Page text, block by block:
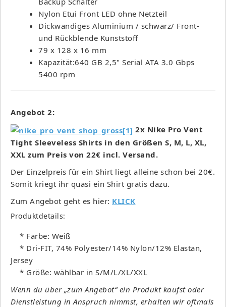
Nylon Etui Front LED ohne Netzteil
Dickwandiges Aluminium / schwarz/ Front-
und Rückblende Kunststoff
79 x 128 x 16 mm
Kapazität:640 GB 2,5" Serial ATA 3.0 Gbps
5400 rpm
Angebot 2:
2x Nike Pro Vent
Tight Sleeveless Shirts in den Größen S, M, L, XL,
XXL zum Preis von 22€ incl. Versand.
Der Einzelpreis für ein Shirt liegt alleine schon bei 20€.
Somit kriegt ihr quasi ein Shirt gratis dazu.
Zum Angebot geht es hier: KLICK
Produktdetails:
* Farbe: Weiß
* Dri-FIT, 74% Polyester/14% Nylon/12% Elastan,
Jersey
* Größe: wählbar in S/M/L/XL/XXL
Wenn du über „zum Angebot“ ein Produkt kaufst oder
Dienstleistung in Anspruch nimmst, erhalten wir oftmals